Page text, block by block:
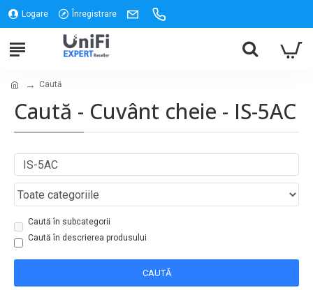
Logare Înregistrare
Caută
Caută - Cuvânt cheie - IS-5AC
Caută în subcategorii
Caută în descrierea produsului
CAUTĂ